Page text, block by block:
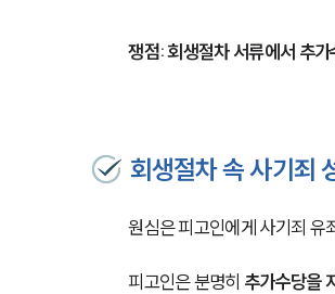
쟁점: 회생절차 서류에서 추
회생절차 속 사기죄
원심은 피고인에게 사기죄 유
피고인은 분명히 추가수당을